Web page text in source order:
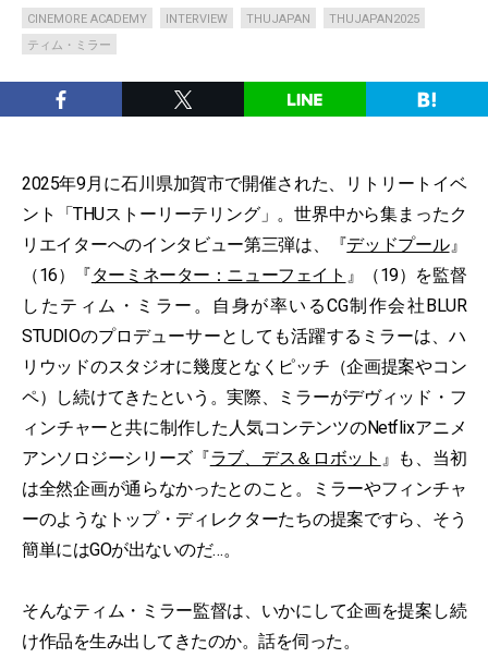
CINEMORE ACADEMY INTERVIEW THUJAPAN
THUJAPAN2025
ティム・ミラー
2025年9月に石川県加賀市で開催された、リトリートイベ
ント「THUストーリーテリング」。世界中から集まったク
リエイターへのインタビュー第三弾は、『デッドプール』
（16）『ターミネーター：ニューフェイト 』（19）を監督
したティム・ミラー。自身が率いるCG制作会社BLUR
STUDIOのプロデューサーとしても活躍するミラーは、ハ
リウッドのスタジオに幾度となくピッチ（企画提案やコン
ペ）し続けてきたという。実際、ミラーがデヴィッド・フ
ィンチャーと共に制作した人気コンテンツのNetflixアニメ
アンソロジーシリーズ『ラブ、デス＆ロボット 』も、当初
は全然企画が通らなかったとのこと。ミラーやフィンチャ
ーのようなトップ・ディレクターたちの提案ですら、そう
簡単にはGOが出ないのだ…。
そんなティム・ミラー監督は、いかにして企画を提案し続
け作品を生み出してきたのか。話を伺った。